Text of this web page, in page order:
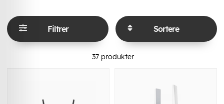
Filtrer Sortere
37 produkter